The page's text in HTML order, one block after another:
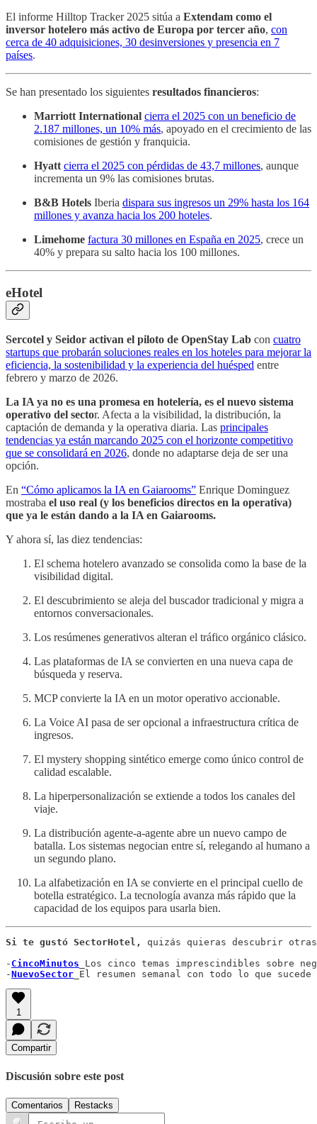
El informe Hilltop Tracker 2025 sitúa a Extendam como el
inversor hotelero más activo de Europa por tercer año, con
cerca de 40 adquisiciones, 30 desinversiones y presencia en 7
países.
Se han presentado los siguientes resultados financieros:
Marriott International cierra el 2025 con un beneficio de
2.187 millones, un 10% más, apoyado en el crecimiento de las
comisiones de gestión y franquicia.
Hyatt cierra el 2025 con pérdidas de 43,7 millones, aunque
incrementa un 9% las comisiones brutas.
B&B Hotels Iberia dispara sus ingresos un 29% hasta los 164
millones y avanza hacia los 200 hoteles.
Limehome factura 30 millones en España en 2025, crece un
40% y prepara su salto hacia los 100 millones.
eHotel
Sercotel y Seidor activan el piloto de OpenStay Lab con cuatro
startups que probarán soluciones reales en los hoteles para mejorar la
eficiencia, la sostenibilidad y la experiencia del huésped entre
febrero y marzo de 2026.
La IA ya no es una promesa en hotelería, es el nuevo sistema
operativo del sector. Afecta a la visibilidad, la distribución, la
captación de demanda y la operativa diaria. Las principales
tendencias ya están marcando 2025 con el horizonte competitivo
que se consolidará en 2026, donde no adaptarse deja de ser una
opción.
En “Cómo aplicamos la IA en Gaiarooms” Enrique Dominguez
mostraba el uso real (y los beneficios directos en la operativa)
que ya le están dando a la IA en Gaiarooms.
Y ahora sí, las diez tendencias:
El schema hotelero avanzado se consolida como la base de la
visibilidad digital.
El descubrimiento se aleja del buscador tradicional y migra a
entornos conversacionales.
Los resúmenes generativos alteran el tráfico orgánico clásico.
Las plataformas de IA se convierten en una nueva capa de
búsqueda y reserva.
MCP convierte la IA en un motor operativo accionable.
La Voice AI pasa de ser opcional a infraestructura crítica de
ingresos.
El mystery shopping sintético emerge como único control de
calidad escalable.
La hiperpersonalización se extiende a todos los canales del
viaje.
La distribución agente-a-agente abre un nuevo campo de
batalla. Los sistemas negocian entre sí, relegando al humano a
un segundo plano.
La alfabetización en IA se convierte en el principal cuello de
botella estratégico. La tecnología avanza más rápido que la
capacidad de los equipos para usarla bien.
Si te gustó SectorHotel, quizás quieras descubrir
- CincoMinutos _Los cinco temas imprescindibles sobre
-NuevoSector
1
Compartir
Discusión sobre este post
Comentarios Restacks